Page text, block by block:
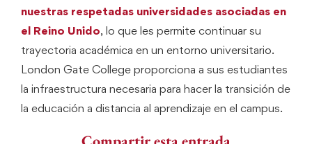
nuestras respetadas universidades asociadas en
el Reino Unido, lo que les permite continuar su
trayectoria académica en un entorno universitario.
London Gate College proporciona a sus estudiantes
la infraestructura necesaria para hacer la transición de
la educación a distancia al aprendizaje en el campus.